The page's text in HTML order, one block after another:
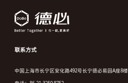
联系方式
中国上海市长宁区安化路492号长宁德必易园A座8楼